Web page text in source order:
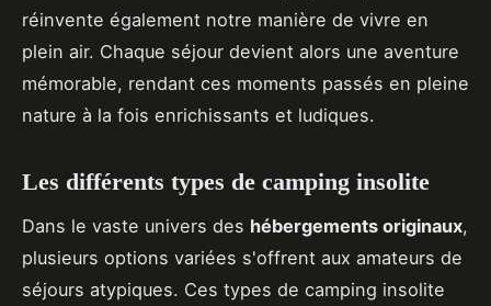
réinvente également notre manière de vivre en
plein air. Chaque séjour devient alors une aventure
mémorable, rendant ces moments passés en pleine
nature à la fois enrichissants et ludiques.
Les différents types de camping insolite
Dans le vaste univers des hébergements originaux,
plusieurs options variées s'offrent aux amateurs de
séjours atypiques. Ces types de camping insolite